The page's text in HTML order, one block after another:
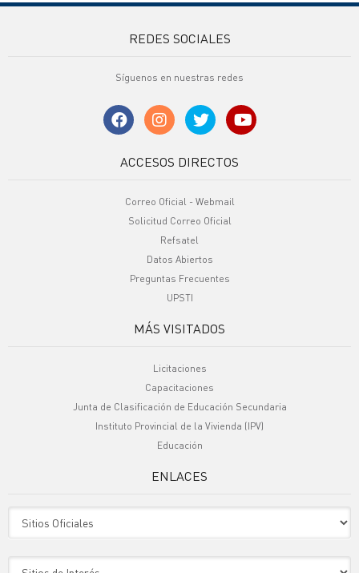
REDES SOCIALES
Síguenos en nuestras redes
ACCESOS DIRECTOS
Correo Oficial - Webmail
Solicitud Correo Oficial
Refsatel
Datos Abiertos
Preguntas Frecuentes
UPSTI
MÁS VISITADOS
Licitaciones
Capacitaciones
Junta de Clasificación de Educación Secundaria
Instituto Provincial de la Vivienda (IPV)
Educación
ENLACES